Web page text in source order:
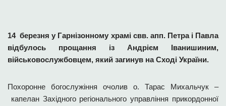
14 березня у Гарнізонному храмі свв. апп. Петра і Павла
відбулось прощання із Андрієм Іванишиним,
військовослужбовцем, який загинув на Сході України.
Похоронне богослужіння очолив о. Тарас Михальчук –
капелан Західного регіонального управління прикордонної